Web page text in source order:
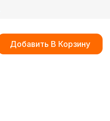
Добавить В Корзину